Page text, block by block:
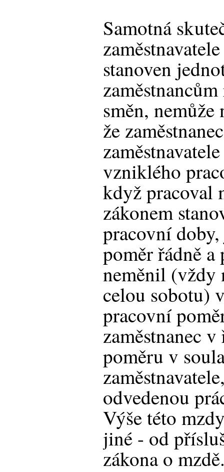
Samotná
stanoven
směn,
že
vzniklého
když pracoval
zákonem
pracovní
poměr řádně a
neměnil (vždy
celou sobotu)
pracovní
zaměstnanec
poměru v
odvedenou
Výše této
jiné - od
zákona o